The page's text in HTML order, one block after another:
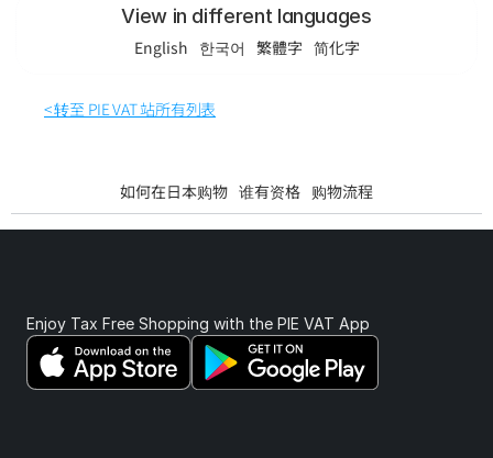
View in different languages
English 한국어 繁體字 简化字
< 转至 PIE VAT 站所有列表
如何在日本购物 谁有资格 购物流程
Enjoy Tax Free Shopping with the PIE VAT App